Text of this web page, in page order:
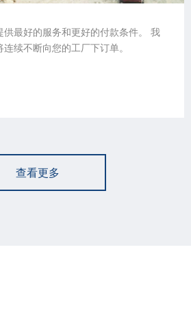
我们根据安装指导易于组装项目。 我们非常
子。 感谢您的团队的辛勤工作，帮助我们节
查看更多